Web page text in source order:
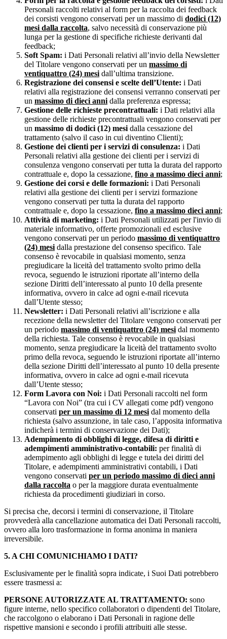
Personali raccolti relativi al form per la raccolta dei feedback
dei corsisti vengono conservati per un massimo di dodici (12)
mesi dalla raccolta, salvo necessità di conservazione più
lunga per la gestione di specifiche richieste derivanti dal
feedback;
Soft Spam: i Dati Personali relativi all’invio della Newsletter
del Titolare vengono conservati per un massimo di
ventiquattro (24) mesi dall’ultima transizione.
Registrazione dei consensi e scelte dell’Utente: i Dati
relativi alla registrazione dei consensi verranno conservati per
un massimo di dieci anni dalla preferenza espressa;
Gestione delle richieste precontrattuali: i Dati relativi alla
gestione delle richieste precontrattuali vengono conservati per
un massimo di dodici (12) mesi dalla cessazione del
trattamento (salvo il caso in cui diventino Clienti);
Gestione dei clienti per i servizi di consulenza: i Dati
Personali relativi alla gestione dei clienti per i servizi di
consulenza vengono conservati per tutta la durata del rapporto
contrattuale e, dopo la cessazione, fino a massimo dieci anni;
Gestione dei corsi e delle formazioni: i Dati Personali
relativi alla gestione dei clienti per i servizi formazione
vengono conservati per tutta la durata del rapporto
contrattuale e, dopo la cessazione, fino a massimo dieci anni;
Attività di marketing: i Dati Personali utilizzati per l'invio di
materiale informativo, offerte promozionali ed esclusive
vengono conservati per un periodo massimo di ventiquattro
(24) mesi dalla prestazione del consenso specifico. Tale
consenso è revocabile in qualsiasi momento, senza
pregiudicare la liceità del trattamento svolto primo della
revoca, seguendo le istruzioni riportate all’interno della
sezione Diritti dell’interessato al punto 10 della presente
informativa, ovvero in calce ad ogni e-mail ricevuta
dall’Utente stesso;
Newsletter: i Dati Personali relativi all’iscrizione e alla
recezione della newsletter del Titolare vengono conservati per
un periodo massimo di ventiquattro (24) mesi dal momento
della richiesta. Tale consenso è revocabile in qualsiasi
momento, senza pregiudicare la liceità del trattamento svolto
primo della revoca, seguendo le istruzioni riportate all’interno
della sezione Diritti dell’interessato al punto 10 della presente
informativa, ovvero in calce ad ogni e-mail ricevuta
dall’Utente stesso;
Form Lavora con Noi: i Dati Personali raccolti nel form
“Lavora con Noi” (tra cui i CV allegati come pdf) vengono
conservati per un massimo di 12 mesi dal momento della
richiesta (salvo assunzione, in tale caso, l’apposita informativa
indicherà i termini di conservazione dei Dati);
Adempimento di obblighi di legge, difesa di diritti e
adempimenti amministrativo-contabili: per finalità di
adempimento agli obblighi di legge e tutela dei diritti del
Titolare, e adempimenti amministrativi contabili, i Dati
vengono conservati per un periodo massimo di dieci anni
dalla raccolta o per la maggiore durata eventualmente
richiesta da procedimenti giudiziari in corso.
Si precisa che, decorsi i termini di conservazione, il Titolare
provvederà alla cancellazione automatica dei Dati Personali raccolti,
ovvero alla loro trasformazione in forma anonima in maniera
irreversibile.
5. A CHI COMUNICHIAMO I DATI?
Esclusivamente per le finalità sopra indicate, i Suoi Dati potrebbero
essere trasmessi a:
PERSONE AUTORIZZATE AL TRATTAMENTO: sono
figure interne, nello specifico collaboratori o dipendenti del Titolare,
che raccolgono o elaborano i Dati Personali in ragione delle
rispettive mansioni e secondo i profili attribuiti alle stesse.